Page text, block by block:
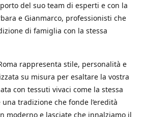
del suo team di esperti e con la
e Gianmarco, professionisti che
di famiglia con la stessa
rappresenta stile, personalità e
su misura per esaltare la vostra
con tessuti vivaci come la stessa
tradizione che fonde l’eredità
moderno e lasciate che innalziamo il